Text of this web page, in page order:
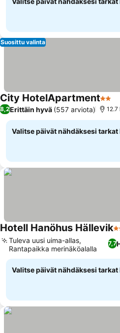
Suosittu valinta
City HotelApartment2
8,2Erittäin hyvä (557 arviota) 12.7
Valitse päivät nähdäksesi
Hotell Hanöhus Hällevik4
7,7
Tuleva uusi uima-allas,
Rantapaikka merinäköalalla
Valitse päivät nähdäksesi